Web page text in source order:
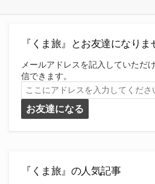
『くま旅』とお友達になりま
メールアドレスを記入していただ
信できます。
こ
こ
に
ア
を
お友達になる
『くま旅』の人気記事